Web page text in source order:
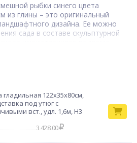
рыбки синего цвета
из глины – это оригинальный
дизайна. Ее можно
сада в составе скульптурной
гладильная 122х35х80см,
под утюг с
вст., удл. 1,6м, Н3
3 428.00